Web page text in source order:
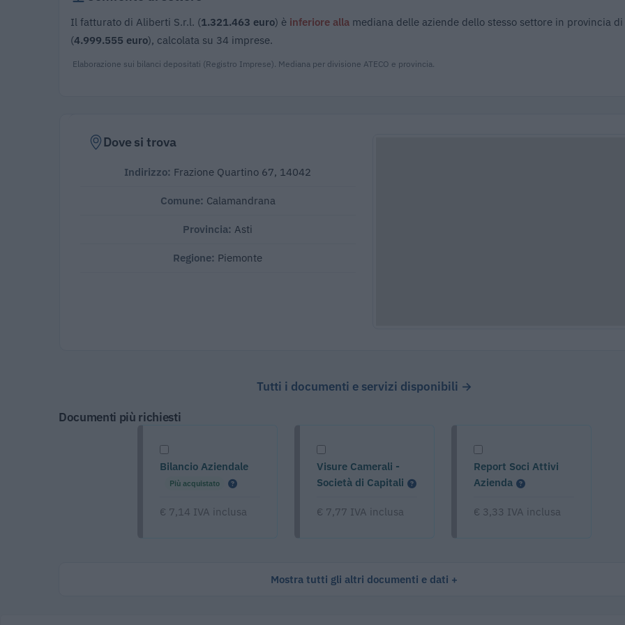
Il fatturato di Aliberti S.r.l. (1.321.463 euro) è inferiore alla mediana delle aziende dello stesso settore in provincia di
(4.999.555 euro), calcolata su 34 imprese.
Elaborazione sui bilanci depositati (Registro Imprese). Mediana per divisione ATECO e provincia.
Dove si trova
Indirizzo: Frazione Quartino 67, 14042
Comune: Calamandrana
Provincia:Asti
Regione: Piemonte
Tutti i documenti e servizi disponibili →
Documenti più richiesti
Bilancio Aziendale
Più acquistato
€ 7,14 IVA inclusa
Visure Camerali -
Società di Capitali
€ 7,77 IVA inclusa
Report Soci Attivi
Azienda
€ 3,33 IVA inclusa
Mostra tutti gli altri documenti e dati